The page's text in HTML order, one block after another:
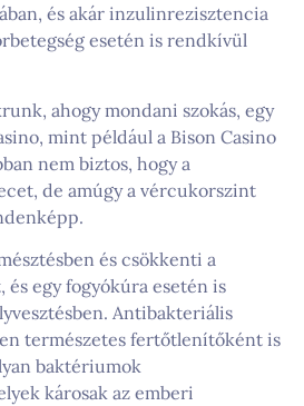
és akár inzulinrezisztencia
esetén is rendkívül
ahogy mondani szokás, egy
mint például a Bison Casino
nem biztos, hogy a
de amúgy a vércukorszint
és csökkenti a
és egy fogyókúra esetén is
Antibakteriális
természetes fertőtlenítőként is
baktériumok
károsak az emberi